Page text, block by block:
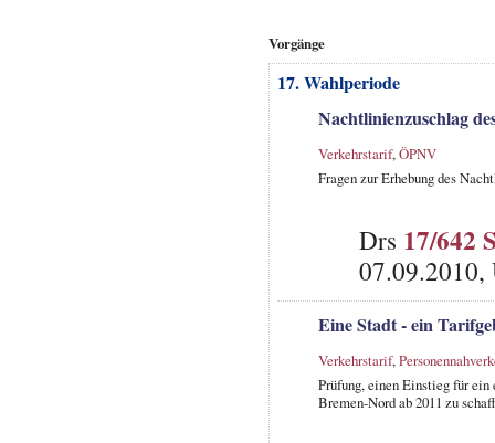
Vorgänge
17. Wahlperiode
Nachtlinienzuschlag
Verkehrstarif,ÖPNV
Fragen zur Erhebung des
Drs 17/642
07.09.2010,
Eine Stadt - ein
Verkehrstarif,
Prüfung, einen Einstieg für
Bremen-Nord ab 2011 zu